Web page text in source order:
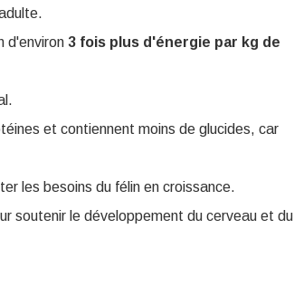
d'environ 3 fois plus d'énergie par kg de
et contiennent moins de glucides, car
les besoins du félin en croissance.
soutenir le développement du cerveau et du